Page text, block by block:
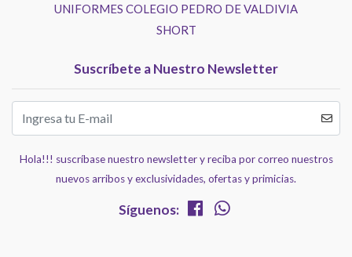
UNIFORMES COLEGIO PEDRO DE VALDIVIA
SHORT
Suscríbete a Nuestro Newsletter
Hola!!! suscríbase nuestro newsletter y reciba por correo nuestros
nuevos arribos y exclusividades, ofertas y primicias.
Síguenos: